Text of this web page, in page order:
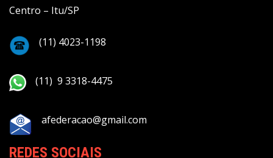
Centro – Itu/SP
(11) 4023-1198
(11) 9 3318-4475
afederacao@gmail.com
REDES SOCIAIS